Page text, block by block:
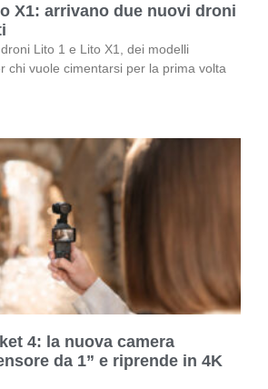
X1: arrivano due nuovi droni
Lito 1 e Lito X1, dei modelli
chi vuole cimentarsi per la prima volta
4: la nuova camera
da 1” e riprende in 4K